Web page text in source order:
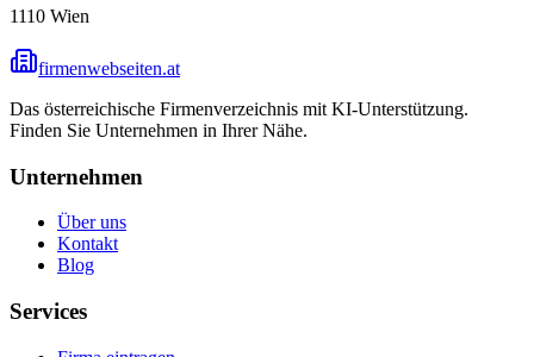
1110 Wien
firmenwebseiten.at
Das österreichische Firmenverzeichnis mit KI-Unterstützung.
Finden Sie Unternehmen in Ihrer Nähe.
Unternehmen
Über uns
Kontakt
Blog
Services